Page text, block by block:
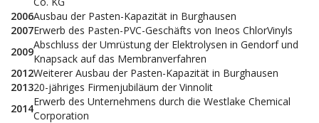
2006Ausbau der Pasten-Kapazität in Burghausen
2007Erwerb des Pasten-PVC-Geschäfts von Ineos ChlorVinyls
2009
Abschluss der Umrüstung der Elektrolysen in Gendorf und
Knapsack auf das Membranverfahren
2012Weiterer Ausbau der Pasten-Kapazität in Burghausen
201320-jähriges Firmenjubiläum der Vinnolit
2014
Erwerb des Unternehmens durch die Westlake Chemical
Corporation